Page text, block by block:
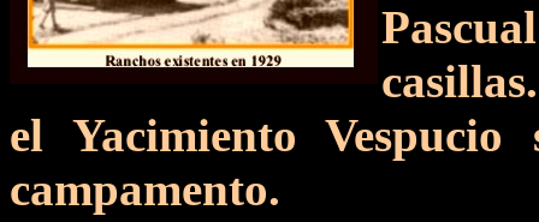
el Yacimiento
campamento.